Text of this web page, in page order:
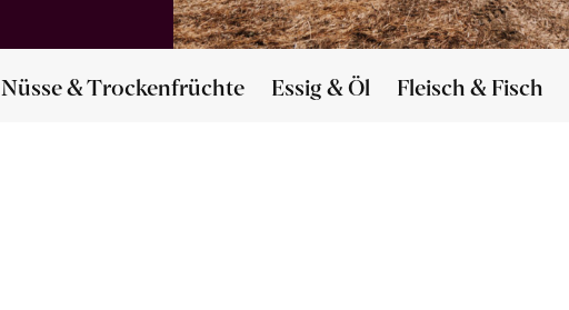
Nüsse & Trockenfrüchte Essig & Öl Fleisch & Fisch